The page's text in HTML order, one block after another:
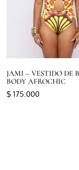
JAMI – VESTIDO DE
BODY AFROCHIC
$ 175.000